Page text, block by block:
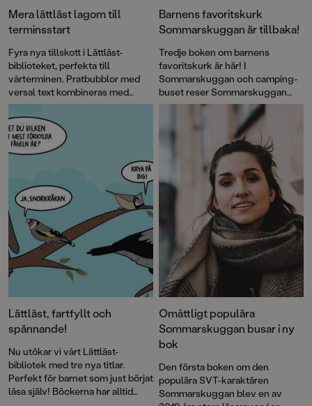
Mera lättläst lagom till
terminsstart
Fyra nya tillskott i Lättläst-
biblioteket, perfekta till
vårterminen. Pratbubblor med
versal text kombineras med
läsvänliga gemener i brödtexten.
Det klockrena sättet att öva
läsning!
Barnens favoritskurk
Sommarskuggan är tillbaka!
Tredje boken om barnens
favoritskurk är här! I
Sommarskuggan och camping-
buset reser Sommarskuggan
norrut till staden som håller på
att flytta och gör som så många
andra – ”hemestrar” på en
Lättläst, fartfyllt och
spännande!
Nu utökar vi vårt Lättläst-
bibliotek med tre nya titlar.
Perfekt för barnet som just börjat
läsa själv! Böckerna har alltid
Omåttligt populära
Sommarskuggan busar i ny
bok
Den första boken om den
populära SVT-karaktären
Sommarskuggan blev en av